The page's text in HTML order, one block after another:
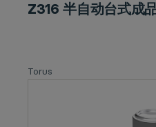
Z316 半自动台式成
Torus